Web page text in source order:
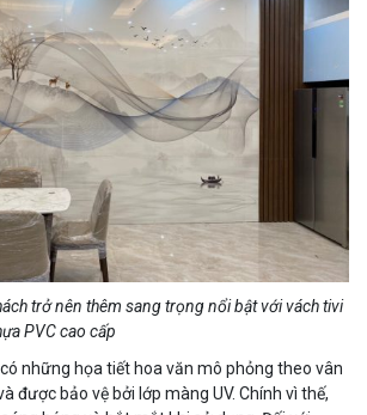
trở nên thêm sang trọng nổi bật với vách tivi
PVC cao cấp
những họa tiết hoa văn mô phỏng theo vân
được bảo vệ bởi lớp màng UV. Chính vì thế,